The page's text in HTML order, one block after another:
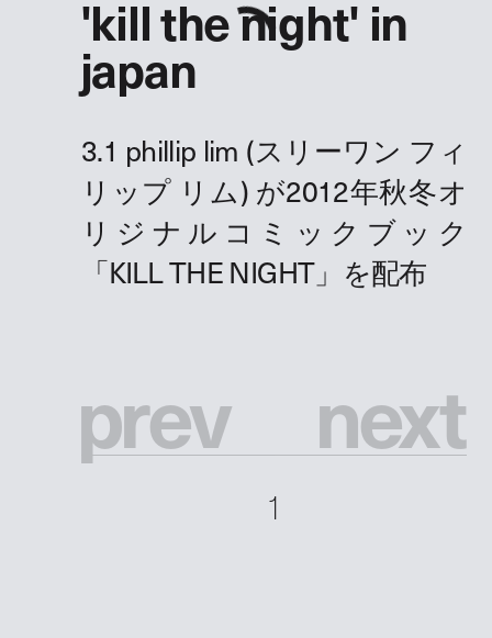
'kill the night' in
japan
prev next
1